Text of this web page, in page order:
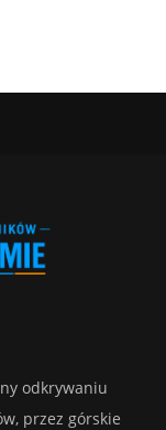
odkrywaniu
przez górskie